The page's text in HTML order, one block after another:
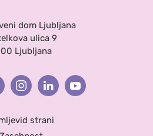
dom Ljubljana
ulica 9
Ljubljana
InstagramLinkedinYoutube
strani